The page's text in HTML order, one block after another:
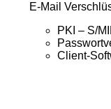
E-Mail
PKI – S/
Client-